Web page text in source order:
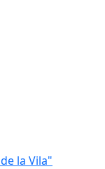
la Vila"